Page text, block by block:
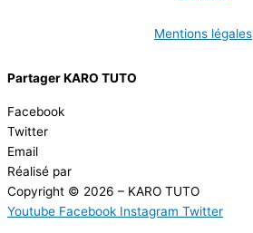
Mentions légales
Partager KARO TUTO
Facebook
Twitter
Email
Réalisé par
Copyright © 2026 – KARO TUTO
Youtube Facebook Instagram Twitter